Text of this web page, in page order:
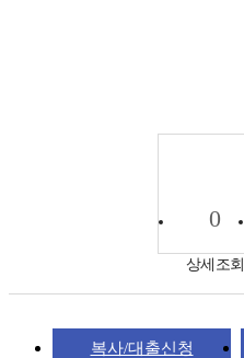
0
상세조회
복사/대출신청